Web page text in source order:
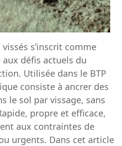
s’inscrit comme
défis actuels du
Utilisée dans le BTP
consiste à ancrer des
le sol par vissage, sans
propre et efficace,
aux contraintes de
urgents. Dans cet article